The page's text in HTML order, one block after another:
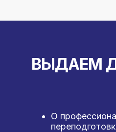
О
ВЫДАЕМ